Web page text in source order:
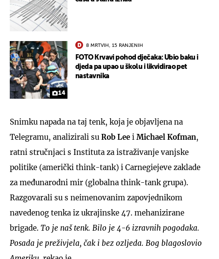
14
8 MRTVIH, 15 RANJENIH
FOTO Krvavi pohod dječaka: Ubio baku i
djeda pa upao u školu i likvidirao pet
nastavnika
Snimku napada na taj tenk, koja je objavljena na
Telegramu, analizirali su Rob Lee i Michael Kofman,
ratni stručnjaci s Instituta za istraživanje vanjske
politike (američki think-tank) i Carnegiejeve zaklade
za međunarodni mir (globalna think-tank grupa).
Razgovarali su s neimenovanim zapovjednikom
navedenog tenka iz ukrajinske 47. mehanizirane
brigade. To je naš tenk. Bilo je 4-6 izravnih pogodaka.
Posada je preživjela, čak i bez ozljeda. Bog blagoslovio